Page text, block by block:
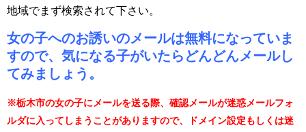
地域でまず検索されて下さい。
女の子へのお誘いのメールは無料になっていま
すので、気になる子がいたらどんどんメールし
てみましょう。
※栃木市の女の子にメールを送る際、確認メールが迷惑メールフォ
ルダに入ってしまうことがありますので、ドメイン設定もしくは迷